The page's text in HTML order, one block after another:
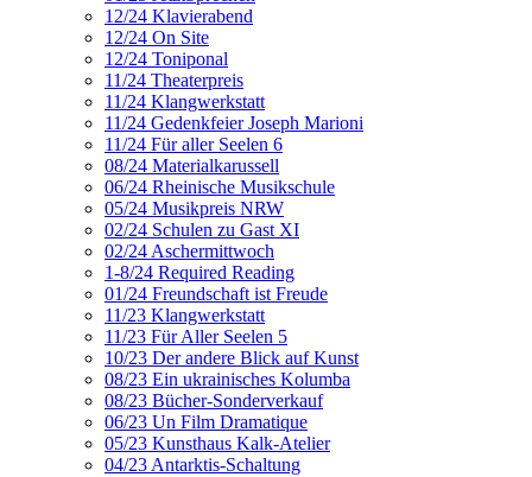
12/24 Klavierabend
12/24 On Site
12/24 Toniponal
11/24 Theaterpreis
11/24 Klangwerkstatt
11/24 Gedenkfeier Joseph Marioni
11/24 Für aller Seelen 6
08/24 Materialkarussell
06/24 Rheinische Musikschule
05/24 Musikpreis NRW
02/24 Schulen zu Gast XI
02/24 Aschermittwoch
1-8/24 Required Reading
01/24 Freundschaft ist Freude
11/23 Klangwerkstatt
11/23 Für Aller Seelen 5
10/23 Der andere Blick auf Kunst
08/23 Ein ukrainisches Kolumba
08/23 Bücher-Sonderverkauf
06/23 Un Film Dramatique
05/23 Kunsthaus Kalk-Atelier
04/23 Antarktis-Schaltung